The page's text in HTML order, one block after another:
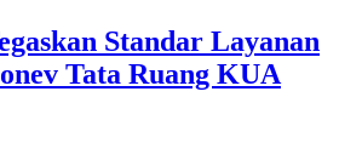
Standar Layanan
Tata Ruang KUA